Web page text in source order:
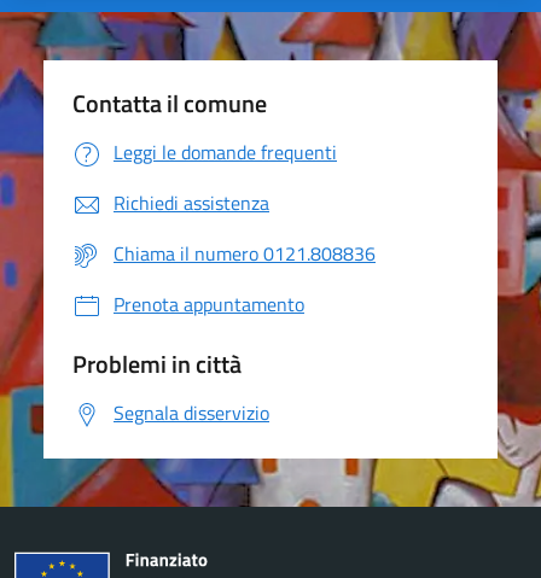
Contatta il comune
Leggi le domande frequenti
Richiedi assistenza
Chiama il numero 0121.808836
Prenota appuntamento
Problemi in città
Segnala disservizio